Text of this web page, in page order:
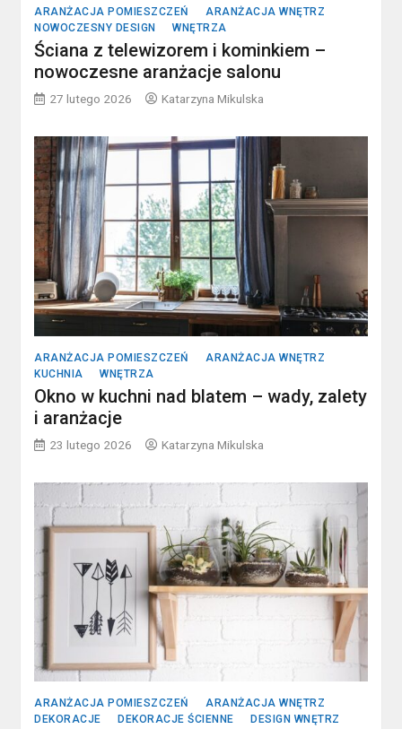
ARANŻACJA POMIESZCZEŃ
ARANŻACJA WNĘTRZ
NOWOCZESNY DESIGN
WNĘTRZA
Ściana z telewizorem i kominkiem –
nowoczesne aranżacje salonu
27 lutego 2026 Katarzyna Mikulska
ARANŻACJA POMIESZCZEŃ
ARANŻACJA WNĘTRZ
KUCHNIA
WNĘTRZA
Okno w kuchni nad blatem – wady, zalety
i aranżacje
23 lutego 2026 Katarzyna Mikulska
ARANŻACJA POMIESZCZEŃ
ARANŻACJA WNĘTRZ
DEKORACJE
DEKORACJE ŚCIENNE DESIGN WNĘTRZ